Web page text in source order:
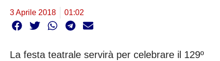
3 Aprile 2018 01:02
La festa teatrale servirà per celebrare il 129º